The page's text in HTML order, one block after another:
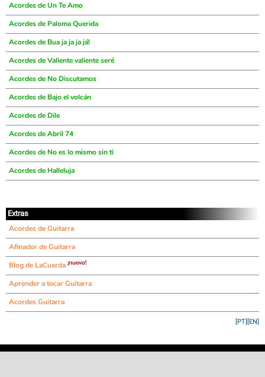
Acordes de Un Te Amo
Acordes de Paloma Querida
Acordes de Bua ja ja ja já!
Acordes de Valiente valiente seré
Acordes de No Discutamos
Acordes de Bajo el volcán
Acordes de Dile
Acordes de Abril 74
Acordes de No es lo mismo sin ti
Acordes de Halleluja
Extras
Acordes de Guitarra
Afinador de Guitarra
Blog de LaCuerda ¡nuevo!
Aprender a tocar Guitarra
Acordes Guitarra
[EN]
[PT]